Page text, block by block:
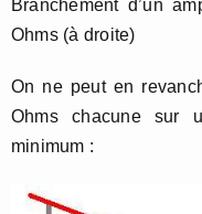
Branchement d’un
Ohms (à droite)
On ne peut en
Ohms chacune sur
minimum :